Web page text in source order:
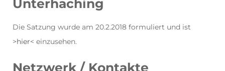
Unterhaching
Die Satzung wurde am 20.2.2018 formuliert und ist
>hier< einzusehen.
Netzwerk / Kontakte